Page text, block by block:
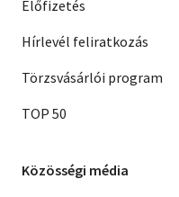
Előfizetés
Hírlevél feliratkozás
Törzsvásárlói program
TOP 50
Közösségi média